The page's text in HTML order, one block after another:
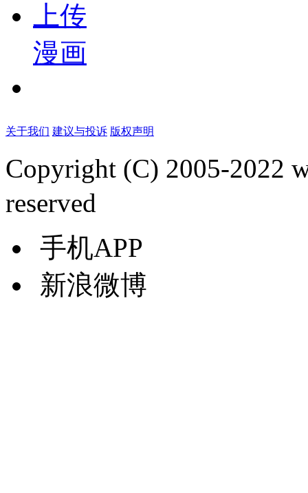
上传
漫画
关于我们 建议与投诉 版权声明
Copyright (C) 2005-2022
reserved
手机APP
新浪微博